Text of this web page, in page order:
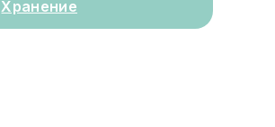
Хранение